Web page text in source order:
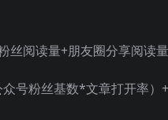
阅读量+朋友圈分享阅读量
号粉丝基数*文章打开率